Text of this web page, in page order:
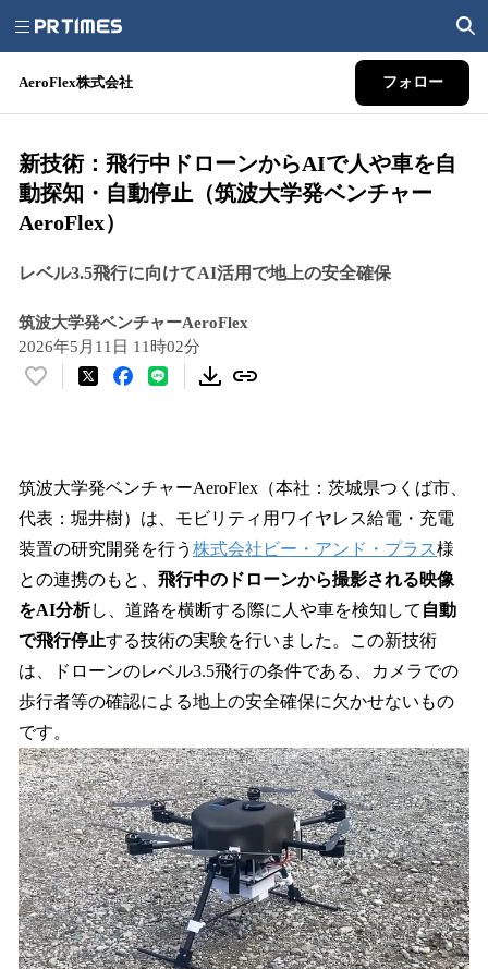
AeroFlex株式会社 フォロー
新技術：飛行中ドローンからAIで人や車を自
動探知・自動停止（筑波大学発ベンチャー
AeroFlex）
レベル3.5飛行に向けてAI活用で地上の安全確保
筑波大学発ベンチャーAeroFlex
2026年5月11日 11時02分
い
数
を
読
み
込
み
中
で
筑波大学発ベンチャーAeroFlex（本社：茨城県つくば市、
代表：堀井樹）は、モビリティ用ワイヤレス給電・充電
装置の研究開発を行う 株式会社ビー・アンド・プラス様
との連携のもと、 飛行中のドローンから撮影される映像
をAI分析し、道路を横断する際に人や車を検知して 自動
で飛行停止する技術の実験を行いました。この新技術
は、ドローンのレベル3.5飛行の条件である、カメラでの
歩行者等の確認による地上の安全確保に欠かせないもの
です。